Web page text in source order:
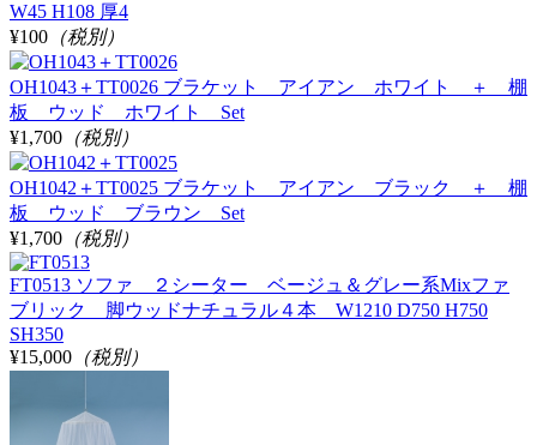
W45 H108 厚4
¥100 （税別）
OH1043＋TT0026 ブラケット アイアン ホワイト ＋ 棚
板 ウッド ホワイト Set
¥1,700 （税別）
OH1042＋TT0025 ブラケット アイアン ブラック ＋ 棚
板 ウッド ブラウン Set
¥1,700 （税別）
FT0513 ソファ ２シーター ベージュ＆グレー系Mixファ
ブリック 脚ウッドナチュラル４本 W1210 D750 H750
SH350
¥15,000 （税別）